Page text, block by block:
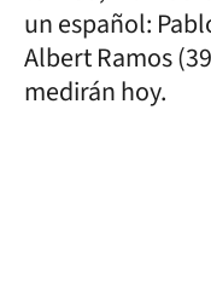
un español:
Albert Ramos
medirán hoy.